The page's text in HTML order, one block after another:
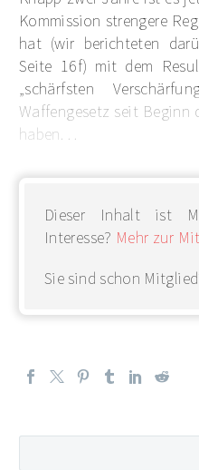
Kommission strengere
hat (wir berichteten
Seite 16f) mit dem
„schärfsten
Waffengesetz seit
haben. . .
Dieser Inhalt ist
Interesse? Mehr zur
Sie sind schon